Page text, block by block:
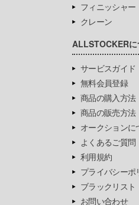
フィニッシャー
クレーン
ALLSTOCKERに
サービスガイド
無料会員登録
商品の購入方法
商品の販売方法
オークションに
よくあるご質問
利用規約
プライバシーポ
ブラックリスト
お問い合わせ